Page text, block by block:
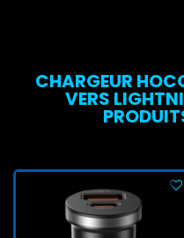
CHARGEUR
VERS